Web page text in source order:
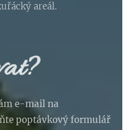
areál.
e-mail na
poptávkový formulář